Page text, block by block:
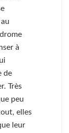
à
de
Très
peu
elles
leur